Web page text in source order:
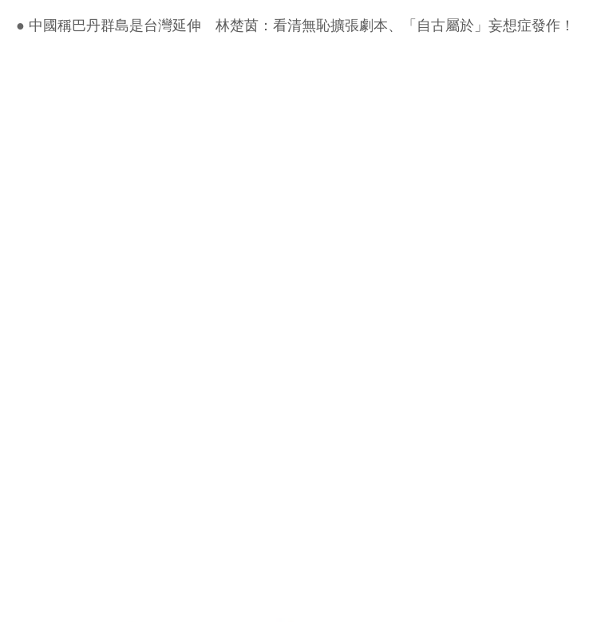
● 中國稱巴丹群島是台灣延伸 林楚茵：看清無恥擴張劇本、「自古屬於」妄想症發作！